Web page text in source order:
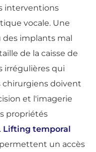
interventions
vocale. Une
implants mal
de la caisse de
irrégulières qui
chirurgiens doivent
et l'imagerie
propriétés
Lifting temporal
un accès